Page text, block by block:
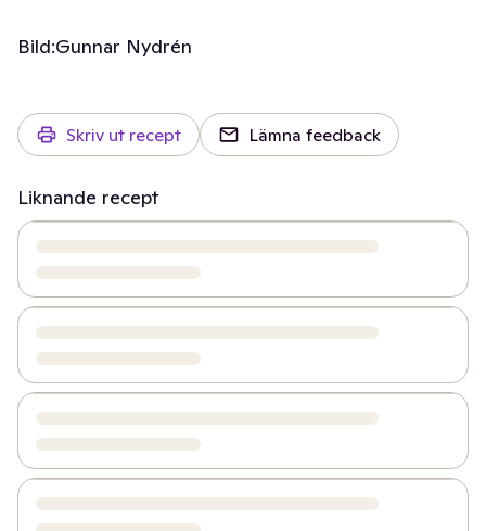
Bild:Gunnar Nydrén
Skriv ut recept Lämna feedback
Liknande recept